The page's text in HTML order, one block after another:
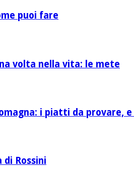
puoi fare
volta nella vita: le mete
i piatti da provare, e
di Rossini